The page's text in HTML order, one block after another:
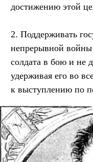
достижению этой
2. Поддерживать
непрерывной войны
солдата в бою и не
удерживая его во
к выступлению по